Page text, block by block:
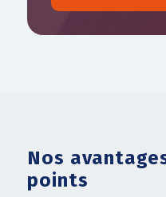
Nos
points